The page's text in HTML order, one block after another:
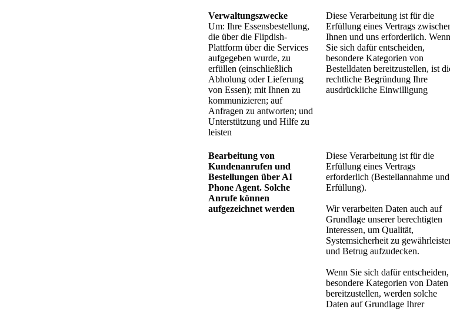
Verwaltungszwecke
Um: Ihre Essensbestellung,
die über die Flipdish-
Plattform über die Services
aufgegeben wurde, zu
erfüllen (einschließlich
Abholung oder Lieferung
von Essen); mit Ihnen zu
kommunizieren; auf
Anfragen zu antworten; und
Unterstützung und Hilfe zu
leisten
Diese Verarbeitung ist für die
Erfüllung eines Vertrags
Ihnen und uns erforderlich. Wenn
Sie sich dafür entscheiden,
besondere Kategorien von
Bestelldaten bereitzustellen, ist
rechtliche Begründung Ihre
ausdrückliche Einwilligung
Bearbeitung von
Kundenanrufen und
Bestellungen über AI
Phone Agent. Solche
Anrufe können
aufgezeichnet werden
Diese Verarbeitung ist für die
Erfüllung eines Vertrags
erforderlich (Bestellannahme und
Erfüllung).
Wir verarbeiten Daten auch auf
Grundlage unserer berechtigten
Interessen, um Qualität,
Systemsicherheit zu
und Betrug aufzudecken.
Wenn Sie sich dafür entscheiden,
besondere Kategorien von Daten
bereitzustellen, werden solche
Daten auf Grundlage Ihrer